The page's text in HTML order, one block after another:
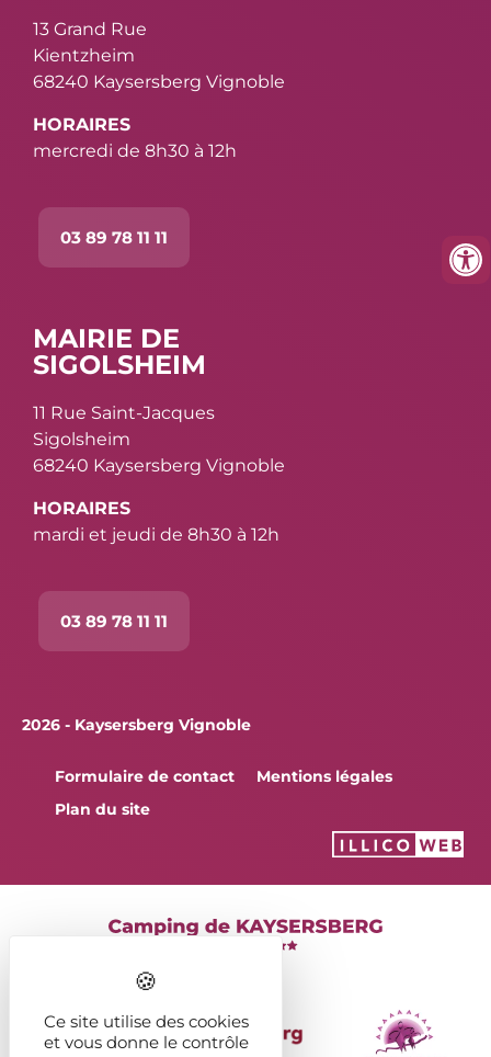
13 Grand Rue
Kientzheim
68240 Kaysersberg Vignoble
HORAIRES
mercredi de 8h30 à 12h
03 89 78 11 11
MAIRIE DE
SIGOLSHEIM
11 Rue Saint-Jacques
Sigolsheim
68240 Kaysersberg Vignoble
HORAIRES
mardi et jeudi de 8h30 à 12h
03 89 78 11 11
2026 - Kaysersberg Vignoble
Formulaire de contact
Mentions légales
Plan du site
Ce site utilise des cookies
et vous donne le contrôle